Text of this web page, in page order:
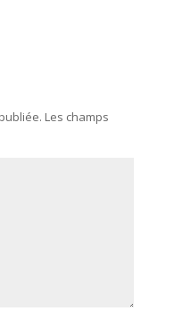
Les champs